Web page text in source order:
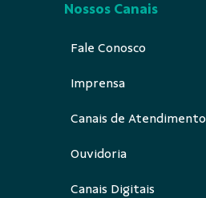
Nossos Canais
Fale Conosco
Imprensa
Canais de Atendimento
Ouvidoria
Canais Digitais